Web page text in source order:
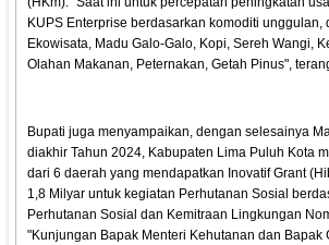
KUPS Enterprise berdasarkan komoditi unggulan,
Ekowisata, Madu Galo-Galo, Kopi, Sereh Wangi,
Olahan Makanan, Peternakan, Getah Pinus",
Bupati juga menyampaikan, dengan selesainya
diakhir Tahun 2024, Kabupaten Lima Puluh Kota
dari 6 daerah yang mendapatkan Inovatif Grant
1,8 Milyar untuk kegiatan Perhutanan Sosial
Perhutanan Sosial dan Kemitraan Lingkungan
"Kunjungan Bapak Menteri Kehutanan dan Bapak